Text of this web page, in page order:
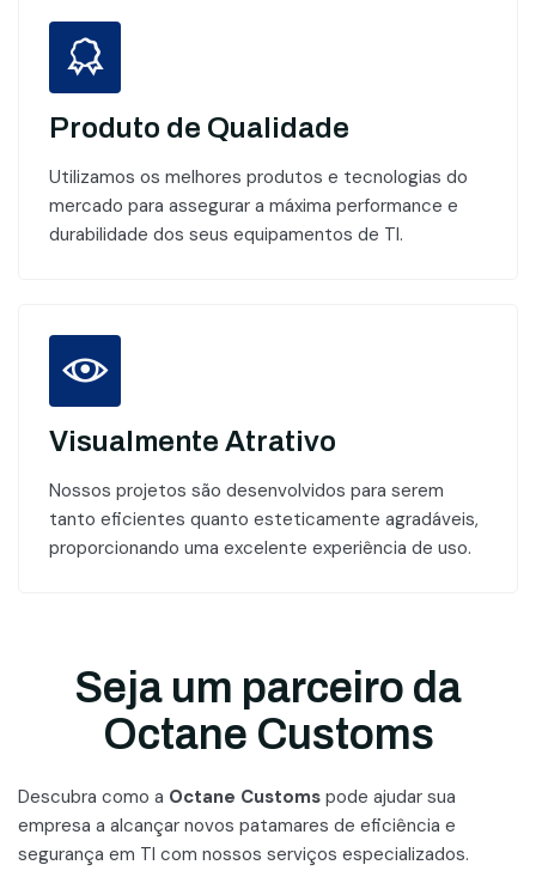
Produto de Qualidade
Utilizamos os melhores produtos e tecnologias do
mercado para assegurar a máxima performance e
durabilidade dos seus equipamentos de TI.
Visualmente Atrativo
Nossos projetos são desenvolvidos para serem
tanto eficientes quanto esteticamente agradáveis,
proporcionando uma excelente experiência de uso.
Seja um parceiro da
Octane Customs
Descubra como a Octane Customs pode ajudar sua
empresa a alcançar novos patamares de eficiência e
segurança em TI com nossos serviços especializados.